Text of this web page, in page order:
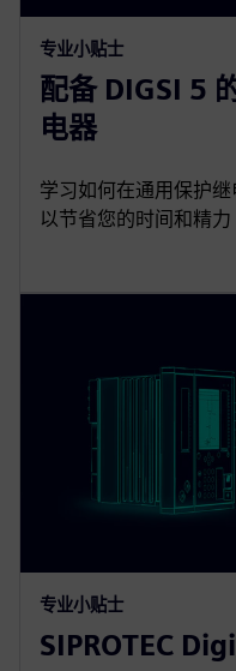
专业小贴士
配备 DIGSI 5
电器
学习如何在通用保护继
以节省您的时间和精力
专业小贴士
SIPROTEC